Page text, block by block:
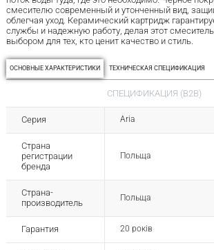
смесителю современный и утонченный вид,
облегчая уход. Керамический картридж
службы и надежную работу, делая этот
выбором для тех, кто ценит качество и стиль.
ОСНОВНЫЕ ХАРАКТЕРИСТИКИ ТЕХНИЧЕСКАЯ СПЕЦИФИКАЦИЯ
СПЕЦИФИКАЦИЯ (B2B)
Серия Aria
Страна
регистрации
бренда
Польща
Страна-
производитель
Польща
Гарантия 20 років